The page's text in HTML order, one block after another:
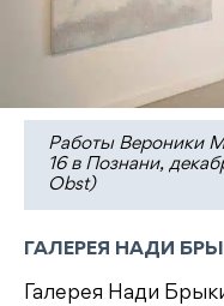
Работы Вероники
16 в Познани,
Obst)
ГАЛЕРЕЯ НАДИ
Галерея Нади